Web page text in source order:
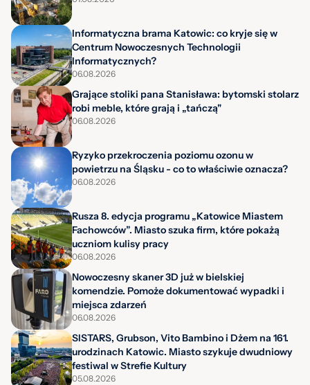
Informatyczna brama Katowic: co kryje się w
Centrum Nowoczesnych Technologii
Informatycznych?
06.08.2026
Grające stoliki pana Stanisława: bytomski stolarz
robi meble, które grają i „tańczą"
06.08.2026
Ryzyko przekroczenia poziomu ozonu w
powietrzu na Śląsku - co to właściwie oznacza?
06.08.2026
Rusza 8. edycja programu „Katowice Miastem
Fachowców”. Miasto szuka firm, które pokażą
uczniom kulisy pracy
06.08.2026
Nowoczesny skaner 3D już w bielskiej
komendzie. Pomoże dokumentować wypadki i
miejsca zdarzeń
06.08.2026
SISTARS, Grubson, Vito Bambino i Dżem na 161.
urodzinach Katowic. Miasto szykuje dwudniowy
festiwal w Strefie Kultury
05.08.2026